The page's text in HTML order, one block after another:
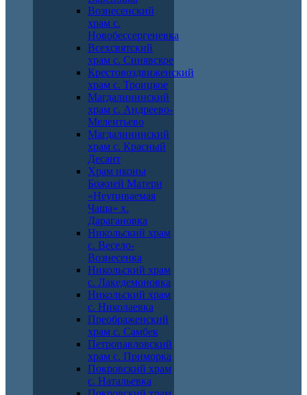
Вознесенский
храм с.
Новобессергеневка
Всехсвятский
храм с. Синявское
Крестовоздвиженский
храм с. Троицкое
Магдалининский
храм с. Андреево-
Мелентьево
Магдалининский
храм с. Красный
Десант
Храм иконы
Божией Матери
«Неупиваемая
Чаша» х.
Дарагановка
Никольский храм
с. Весело-
Вознесенка
Никольский храм
с. Лакедемоновка
Никольский храм
с. Николаевка
Преображенский
храм с. Самбек
Петропавловский
храм с. Приморка
Покровский храм
с. Натальевка